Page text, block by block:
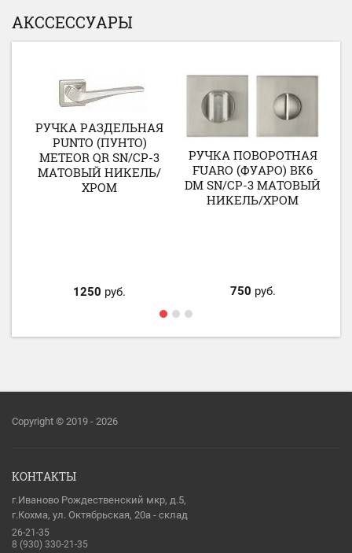
АКССЕССУАРЫ
РУЧКА РАЗДЕЛЬНАЯ
PUNTO (ПУНТО)
METEOR QR SN/CP-3
МАТОВЫЙ НИКЕЛЬ/
ХРОМ
1250 руб.
РУЧКА ПОВОРОТНАЯ
FUARO (ФУАРО) BK6
DM SN/CP-3 МАТОВЫЙ
НИКЕЛЬ/ХРОМ
750 руб.
Copyright © 2019 - 2026
КОНТАКТЫ
г.Иваново Рождественский мкр, д.5,
г.Кохма, ул. Октябрьская, 20а - склад
26-21-35
8 (930) 330-21-35